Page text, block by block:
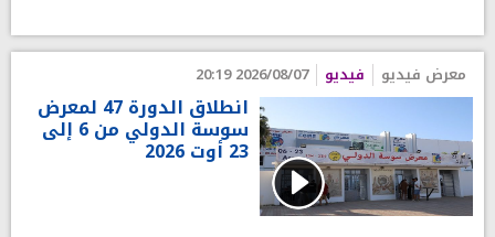
معرض فيديو فيديو 2026/08/07 20:19
انطلاق الدورة 47 لمعرض
سوسة الدولي من 6 إلى
23 أوت 2026